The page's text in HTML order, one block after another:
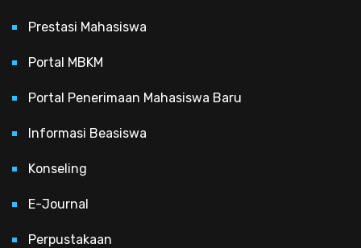
Prestasi Mahasiswa
Portal MBKM
Portal Penerimaan Mahasiswa Baru
Informasi Beasiswa
Konseling
E-Journal
Perpustakaan